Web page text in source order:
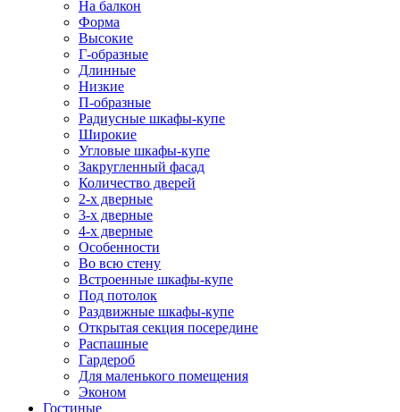
На балкон
Форма
Высокие
Г-образные
Длинные
Низкие
П-образные
Радиусные шкафы-купе
Широкие
Угловые шкафы-купе
Закругленный фасад
Количество дверей
2-х дверные
3-х дверные
4-х дверные
Особенности
Во всю стену
Встроенные шкафы-купе
Под потолок
Раздвижные шкафы-купе
Открытая секция посередине
Распашные
Гардероб
Для маленького помещения
Эконом
Гостиные